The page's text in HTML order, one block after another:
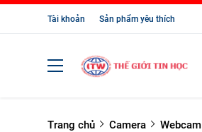
Tài khoản Sản phẩm yêu thích
Trang chủ Camera Webcam